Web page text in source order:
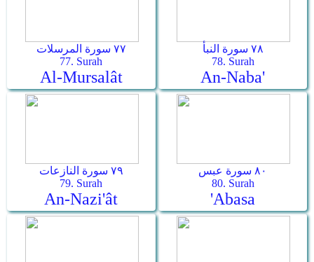
٧٧ سورة المرسلات
77. Surah
Al-Mursalât
٧٨ سورة النبأ
78. Surah
An-Naba'
٧٩ سورة النازعات
79. Surah
An-Nazi'ât
٨٠ سورة عبس
80. Surah
'Abasa